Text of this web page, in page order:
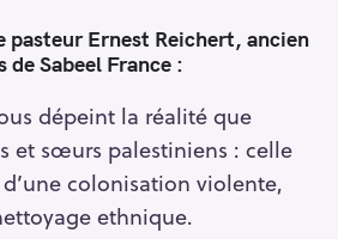
pasteur Ernest Reichert, ancien
Sabeel France :
dépeint la réalité que
et sœurs palestiniens : celle
colonisation violente,
ethnique.